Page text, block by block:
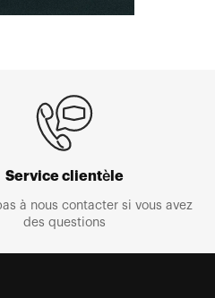
Service clientèle
à nous contacter si vous avez
des questions